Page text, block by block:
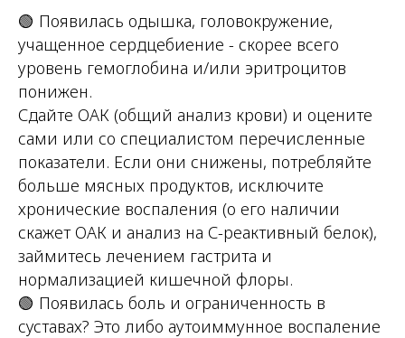
🟢 Появилась одышка, головокружение,
учащенное сердцебиение - скорее всего
уровень гемоглобина и/или эритроцитов
понижен.
Сдайте ОАК (общий анализ крови) и оцените
сами или со специалистом перечисленные
показатели. Если они снижены, потребляйте
больше мясных продуктов, исключите
хронические воспаления (о его наличии
скажет ОАК и анализ на С-реактивный белок),
займитесь лечением гастрита и
нормализацией кишечной флоры.
🟢 Появилась боль и ограниченность в
суставах? Это либо аутоиммунное воспаление